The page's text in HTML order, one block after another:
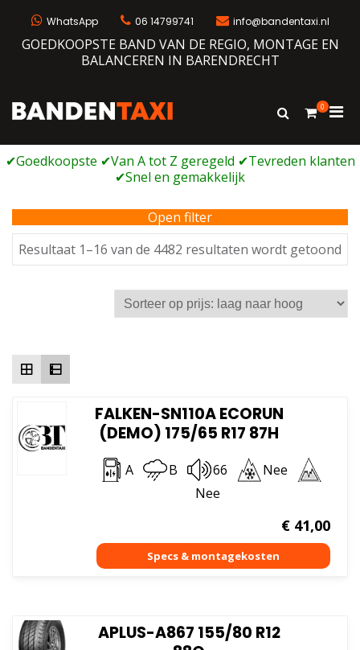
WhatsApp 06 14799741 info@bandentaxi.nl
GOEDKOOPSTE BAND VAN DE REGIO, MONTAGE EN
BALANCEREN IN BARENDRECHT
Bandengarage met eigen webshop
Toon
0
voor
Open filter
Resultaat 1–16 van de 4482 resultaten wordt getoond
op
FALKEN-SN110A ECORUN
(DEMO) 175/65 R17 87H
A B 66
Nee
Nee
€41,00
APLUS-A867 155/80 R12